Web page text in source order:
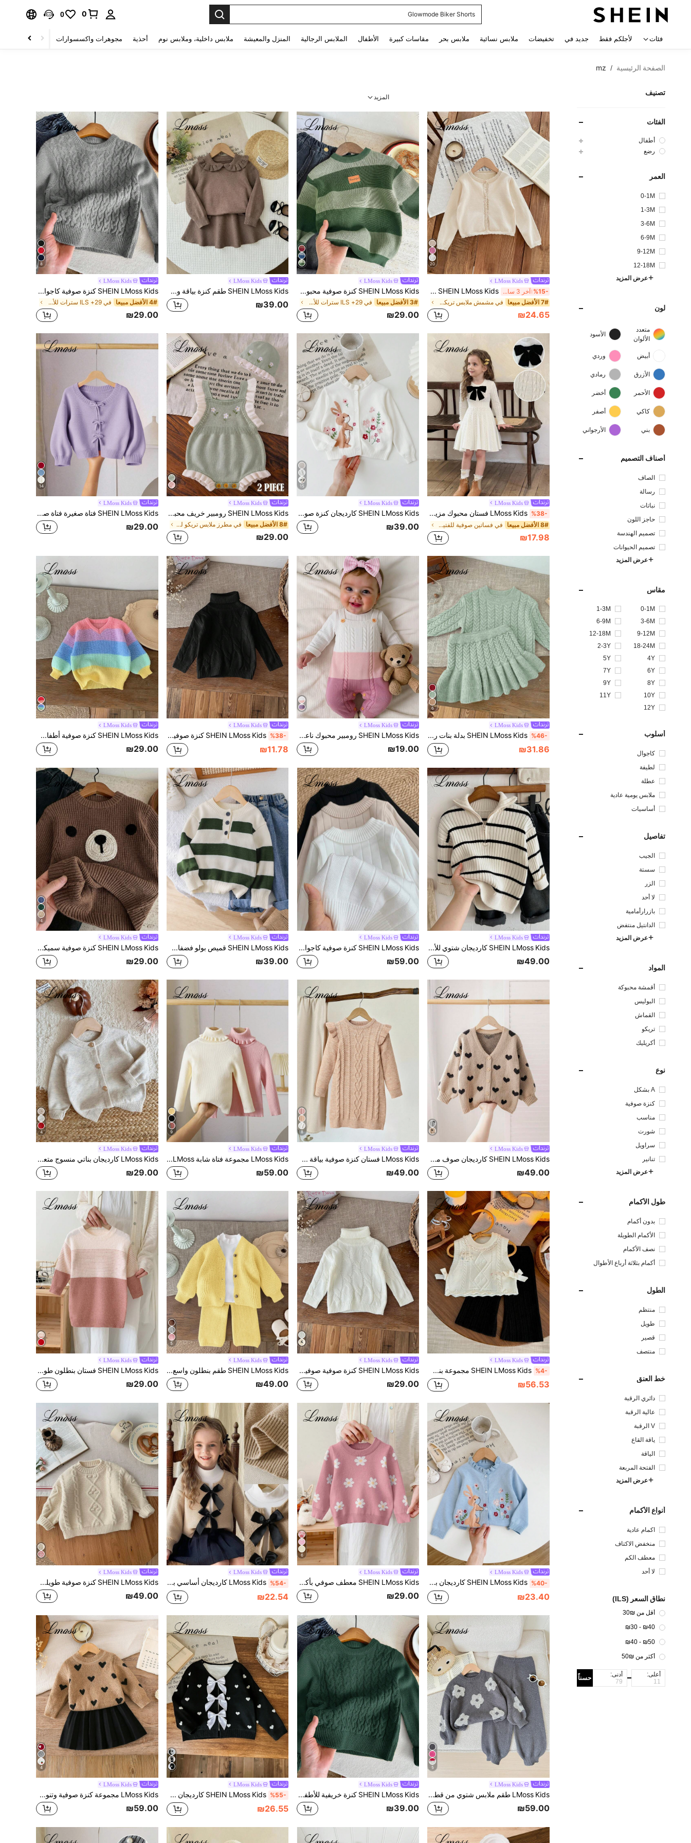
فساتين
0
0
فئات لأجلكم فقط جديد في تخفيضات ملابس نسائية ملابس بحر مقاسات كبيرة الأطفال الملابس الرجالية المنزل والمعيشة ملابس داخلية، وملابس نوم أحذية مجوهرات واكسسوارات الصحة & الجمال
الصفحة الرئيسية /
mz
تصنيف
الفئات
أطفال
رضع
العمر
0-1M
1-3M
3-6M
6-9M
9-12M
12-18M
عرض المزيد
لون
متعدد
الألوان
الأسود
أبيض وردي
الأزرق رمادي
الأحمر أخضر
كاكي أصفر
بني الأرجواني
أصناف التصميم
الصاف
رسالة
نباتات
حاجز اللون
تصميم الهندسة
تصميم الحيوانات
عرض المزيد
مقاس
0-1M
1-3M
3-6M
6-9M
9-12M
12-18M
18-24M
2-3Y
4Y
5Y
6Y
7Y
8Y
9Y
10Y
11Y
12Y
أسلوب
كاجوال
لطيفة
عطلة
ملابس يومية عادية
أساسيات
تفاصيل
الجيب
سستة
الزر
لا أحد
بازرارأمامية
الدانتيل منتفض
عرض المزيد
المواد
أقمشة محبوكة
البوليس
القماش
تريكو
أكريليك
نوع
A بشكل
كنزة صوفية
مناسب
شورت
سراويل
تنانير
عرض المزيد
طول الأكمام
بدون أكمام
الأكمام الطويلة
نصف الأكمام
أكمام بثلاثة أرباع الأطوال
الطول
منتظم
طويل
قصير
منتصف
خط العنق
دائري الرقبة
عالية الرقبة
V الرقبة
ياقة القاع
الياقة
الفتحة المربعة
عرض المزيد
أنواع الأكمام
اكمام عادية
منخفض الاكتاف
معطف الكم
لا أحد
نطاق السعر (ILS)
أقل من ₪30
₪40 - ₪30
₪50 - ₪40
أكثر من ₪50
أعلى: أدنى: حسناً
المزيد
20
LMoss Kids
%15- آخر 3 ساعة أيام SHEIN LMoss Kids كارديجان بياقة مستديرة مناسب للفتيات الصغيرات، خريف/شتاء
7# الأفضل مبيعا في مشمش ملابس تريكو للفتيات الصغيرات
₪24.65
LMoss Kids
SHEIN LMoss Kids كنزة صوفية محبوكة بأكمام طويلة ضيقة كاجوال للأولاد الصغار، بأسلوب بريبي عتيق، مناسبة للخريف/الشتاء، التنقل، المدرسة، المنزل، الكاجوال، تصوير الشارع، الحفلات، الخروجات
3# الأفضل مبيعا في 29+ ILS سترات للأولاد الصغار
₪29.00
LMoss Kids
SHEIN LMoss Kids طقم كنزة بياقة وحافة مكشكشة مريحة وكاجوال مع تنورة للخريف والشتاء للبنات الصغيرات
₪39.00
8
LMoss Kids
SHEIN LMoss Kids كنزة صوفية كاجوال للأطفال والأولاد الصغار بتصميم محبوك بالكابل وياقة دائرية وأكمام طويلة لفصل الخريف
4# الأفضل مبيعا في 29+ ILS سترات للأولاد الصغار
₪29.00
LMoss Kids
%38- LMoss Kids فستان محبوك مزين بفيونكة بياقة دائرية ملائم للفتاة الصغيرة، بألوان سادة، سترات خريفية، ملابس خريفية للفتاة الصغيرة، غرزة أول يوم مدرسة شتوي
8# الأفضل مبيعا في فساتين صوفية للفتيات الصغيرات
₪17.98
15
LMoss Kids
SHEIN LMoss Kids كارديجان كنزة صوفية صوفية كرتونية جذابة بأكمام طويلة للبنات الرضع، مناسب للخريف والشتاء
₪39.00
LMoss Kids
SHEIN LMoss Kids رومبير خريف محبوك بنقشة زهور صغيرة للبنات حديثات الولادة، بتصميم كتل لونية وحافة دانتيل، مناسب للمناسبات الكاملة وأعياد الميلاد وغيرها، طقم من قطعتين رومبير + قبعة
8# الأفضل مبيعا في مطرز ملابس تريكو للبنات الصغار
₪29.00
14
LMoss Kids
SHEIN LMoss Kids فتاة صغيرة فتاة صغيرة فتاة صغيرة كنزة صوفية بنفسجية للخريف، مزينة بفيونكة، لطيفة وكاجوال، ناعمة ومريحة ومتعددة الاستخدامات، مناسبة للمنزل والحفلات والعطلات
₪29.00
6
LMoss Kids
%46- SHEIN LMoss Kids بدلة بنات رضع من قطعتين، كنزة صوفية كاكي طويلة الأكمام وتنورة بخصر مطاطي وحافة مكسرة، للخريف والشتاء
₪31.86
LMoss Kids
SHEIN LMoss Kids رومبير محبوك ناعم ومريح للبنات الصغيرات، بلون وردي متباين، بنطال أوفرول محبوك جميل للخريف، مناسب للارتداء في الأماكن المغلقة والخارجية والملابس الكاجوال
₪19.00
LMoss Kids
%38- SHEIN LMoss Kids كنزة صوفية صوفية بياقة عالية وأكمام طويلة بيضاء بسيطة وجذابة للبنات الصغار، مناسبة للخريف والشتاء
₪11.78
LMoss Kids
SHEIN LMoss Kids كنزة صوفية أطفال قطنية ملونة ذات رقبة طاقم للبنات، ملابس صوفية عصرية للخروج في الخريف والشتاء
₪29.00
LMoss Kids
SHEIN LMoss Kids كارديجان شتوي للأولاد ذو ياقة عالية مخطط مزود بسحاب، متعدد الاستخدامات للمنزل والمدرسة والخروجات، بلون بيج وأسود
₪49.00
LMoss Kids
SHEIN LMoss Kids كنزة صوفية كاجوال محبوكة بلون واحد للفتاة الصغيرة
₪59.00
LMoss Kids
SHEIN LMoss Kids قميص بولو فضفاض للأولاد، بياقة دائرية، بأزرار أمامية، بأكمام طويلة، محبوك بشكل مريح ودافئ، مناسب للخارج والمدرسة والحديقة والشاطئ وحفلة استقبال المولود خلال فصلي الخريف والشتاء
₪39.00
4
LMoss Kids
SHEIN LMoss Kids كنزة صوفية سميكة للأطفال والأولاد الصغار بتصميم دب لطيف وياقة دائرية وأكتاف، ملابس شتوية للعودة إلى المدرسة، مريحة وكاجوال بطراز ريترو لارتداء المدرسة
₪29.00
LMoss Kids
SHEIN LMoss Kids كارديجان صوف محبوك بأزرار للبنات الصغيرات، نمط قلب، أكتاف منسدلة، أكمام طويلة، كاجوال، للعودة إلى المدرسة في الخريف والشتاء
₪49.00
8
LMoss Kids
LMoss Kids فستان كنزة صوفية بياقة طاقم وأكمام طويلة للأطفال الصغار من الفتيات، بتصميم رقعي مكسر النسيج المحبوك، مناسب للارتداء اليومي العادي مع درجة دفء معينة، خريف/شتاء
₪49.00
9
LMoss Kids
LMoss Kids مجموعة فتاة شابة LMoss مكونة من 2 قطعة، كنزة صوفية كاجوال مناسبة للاستخدام اليومي، ذات ياقة عالية مناسبة للخريف والشتاء، باللونين الوردي والأبيض
₪59.00
4
LMoss Kids
LMoss Kids كارديجان بناتي منسوج متعدد الألوان بتصميم متعدد الاستخدامات، بياقة دائرية، ملابس علوية خريفية بطراز فينتاج مع أزرار ديكورية بألوان متباينة
₪29.00
LMoss Kids
%4- SHEIN LMoss Kids مجموعة بنطال ولبس داخلي أنيقة للأطفال البنات مكونة من 2 قطع، سترة صدرية مع ديكور وردة ومخطط وبنطال أحادي اللون
₪56.53
LMoss Kids
SHEIN LMoss Kids كنزة صوفية صوفية بياقة عالية وأكمام طويلة بيضاء بسيطة وجذابة للبنات الصغار، مناسبة للخريف والشتاء
₪29.00
5
LMoss Kids
SHEIN LMoss Kids طقم بنطلون واسع الساق وكارديجان مناسب للبنات الرضع، مصنوع من الأقمشة المحبوكة، مناسب للخروج والمناسبات غير الرسمية في فصلي الخريف والشتاء
₪49.00
LMoss Kids
SHEIN LMoss Kids فستان بنطلون طويل الأكمام لطفلة بخطوط وردية جذابة، مناسب للارتداء اليومي والكاجوال، وله قوالب مناسبة للربيع والخريف والشتاء
₪29.00
LMoss Kids
%40- SHEIN LMoss Kids كارديجان بأكمام طويلة بطبعة كارتون لطيفة من LMoss للبنات الصغيرات، خريف وشتاء
₪23.40
6
LMoss Kids
SHEIN LMoss Kids معطف صوفي بأكمام طويلة مزخرف بنقشة الأزهار لرضيع البنات، جميل وعملي للخريف والشتاء
₪29.00
LMoss Kids
%54- LMoss Kids كارديجان أساسي بأكمام طويلة مع زخرفة الفيونكة للفتيات الصغيرات، كنزة صوفية فضفاضة مع فيونكة، سترات أطفال مع فيونكات، كنزة صوفية مع فيونكات للفتيات، كنزة صوفية مافوفة للفتيات، كنزة صوفية شتوية للعودة إلى المدرسة، كارديجان مع فيونكة، سترات خريفية للفتيات الصغيرات
₪22.54
LMoss Kids
SHEIN LMoss Kids كنزة صوفية طويلة الأكمام بلون بيج من LMoss، ملابس شتوية لطيفة ومتعددة الاستخدامات للفتيات الصغيرات
₪49.00
5
LMoss Kids
LMoss Kids طقم ملابس شتوي من قطعتين للبنات الصغيرات، كنزة علوية وبنطلون محبوك بنقشة زهور بيضاء، دافئ ومريح، ملابس مدرسية خريفية زرقاء لعيد الميلاد
₪59.00
LMoss Kids
SHEIN LMoss Kids كنزة خريفية للأطفال والأولاد الصغار، أنيقة وكاجوال بأسلوب جامعي، لطيفة وراقية وبسيطة، فائقة النعومة والراحة
₪39.00
LMoss Kids
%55- SHEIN LMoss Kids كارديجان مضفر بشكل قلب وفيونكة، مناسب للفتيات الصغيرات، للخريف والشتاء
₪26.55
4
LMoss Kids
LMoss Kids مجموعة كنزة صوفية وتنورة للبنات الرضع بنمط قلب، 2 قطعة، ملابس شتوية للبنات الرضع، مجموعة ملابس للبنات، سترات خريفية للبنات الرضع، فستان شتوي للبنات الرضع 2 قطعة، مجموعة بنات مع عقدة الفراشة دانتيل وتنورة دانتيل متموجة، ملابس خريفية، ملابس روضة للبنات، ملابس خريفية للبنات الرضع، مجموعات خريفية
₪59.00